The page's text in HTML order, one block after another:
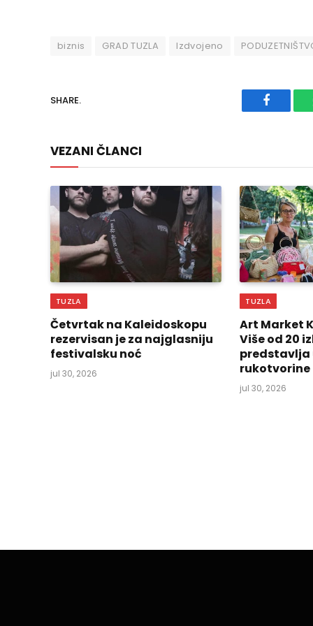
biznis GRAD TUZLA Izdvojeno
SHARE.
VEZANI ČLANCI
TUZLA
Četvrtak na Kaleidoskopu
rezervisan je za najglasniju
festivalsku noć
jul 30, 2026
TUZLA
Art Market
Više od 20
rukotvorine
jul 30, 2026
Gradska uprava
Savjetovanja o